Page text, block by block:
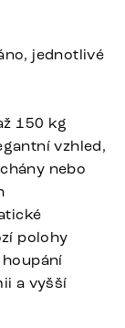
jednotlivé
150 kg
vzhled,
nebo
polohy
a vyšší